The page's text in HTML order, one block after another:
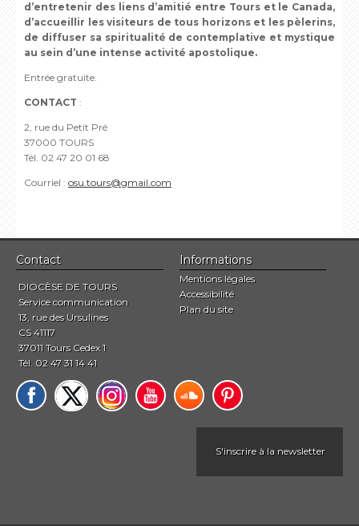
d’entretenir des liens d’amitié entre Tours et le Canada,
d’accueillir les visiteurs de tous horizons et les pèlerins,
de diffuser sa spiritualité de contemplative et mystique
au sein d’une intense activité apostolique.
Entrée gratuite.
CONTACT :
2, rue du Petit Pré
37000 TOURS
Tél. 02 47 20 01 68
Courriel : osu.tours@gmail.com
Contact
DIOCÈSE DE TOURS
Service communication
13, rue des Ursulines
CS 41117
37011 Tours Cedex 1
Tél. 02 47 31 14 41
Informations
Mentions légales
Accessibilité
Plan du site
S'inscrire à la newsletter